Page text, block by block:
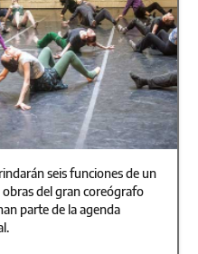
seis funciones de un
del gran coreógrafo
parte de la agenda